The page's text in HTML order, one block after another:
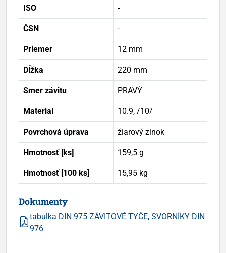
ISO -
ČSN -
Priemer 12 mm
Dĺžka 220 mm
Smer závitu PRAVÝ
Material 10.9, /10/
Povrchová úprava žiarový zinok
Hmotnosť [ks] 159,5 g
Hmotnosť [100 ks] 15,95 kg
Dokumenty
tabulka DIN 975 ZÁVITOVÉ TYČE, SVORNÍKY DIN
976